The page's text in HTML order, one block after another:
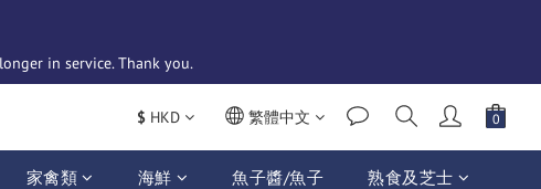
in service. Thank you.
$ HKD 繁體中文
家禽類 海鮮 魚子醬/魚子 熟食及芝士